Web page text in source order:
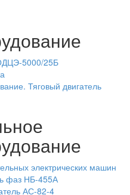
5000/25Б
Тяговый двигатель
электрических машин
фаз НБ-455А
АС-82-4